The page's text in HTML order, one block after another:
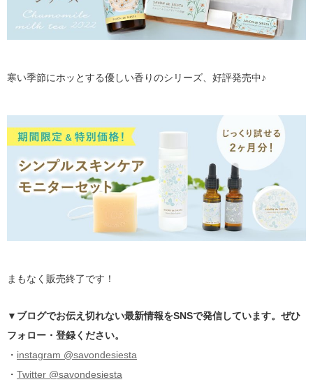
寒い季節にホッとする優しい香りのシリーズ、好評発売中♪
まもなく販売終了です！
▼ブログでお伝え切れない最新情報をSNSで発信しています。ぜひ
フォロー・登録ください。
・ instagram @savondesiesta
・ Twitter @savondesiesta